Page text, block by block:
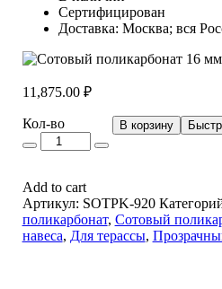
Сертифицирован
Доставка: Москва; вся
11,875.00 ₽
Кол-воКол-
В корзину
Add to cart
Артикул: SOTPK-920
поликарбонат, Сотовый
навеса, Для терассы,